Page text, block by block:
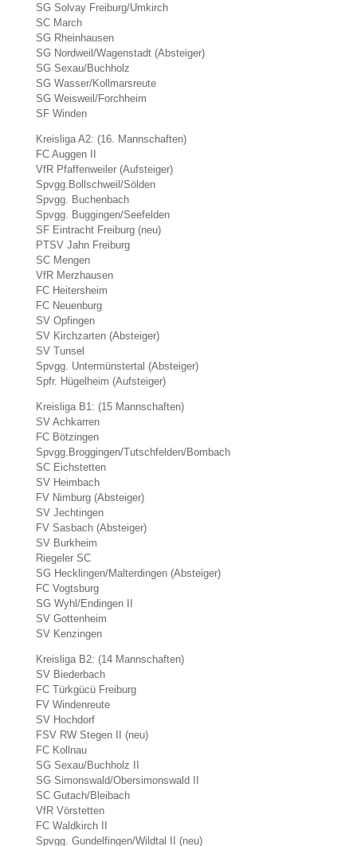
SG Solvay Freiburg/Umkirch
SC March
SG Rheinhausen
SG Nordweil/Wagenstadt (Absteiger)
SG Sexau/Buchholz
SG Wasser/Kollmarsreute
SG Weisweil/Forchheim
SF Winden
Kreisliga A2: (16. Mannschaften)
FC Auggen II
VfR Pfaffenweiler (Aufsteiger)
Spvgg.Bollschweil/Sölden
Spvgg. Buchenbach
Spvgg. Buggingen/Seefelden
SF Eintracht Freiburg (neu)
PTSV Jahn Freiburg
SC Mengen
VfR Merzhausen
FC Heitersheim
FC Neuenburg
SV Opfingen
SV Kirchzarten (Absteiger)
SV Tunsel
Spvgg. Untermünstertal (Absteiger)
Spfr. Hügelheim (Aufsteiger)
Kreisliga B1: (15 Mannschaften)
SV Achkarren
FC Bötzingen
Spvgg.Broggingen/Tutschfelden/Bombach
SC Eichstetten
SV Heimbach
FV Nimburg (Absteiger)
SV Jechtingen
FV Sasbach (Absteiger)
SV Burkheim
Riegeler SC
SG Hecklingen/Malterdingen (Absteiger)
FC Vogtsburg
SG Wyhl/Endingen II
SV Gottenheim
SV Kenzingen
Kreisliga B2: (14 Mannschaften)
SV Biederbach
FC Türkgücü Freiburg
FV Windenreute
SV Hochdorf
FSV RW Stegen II (neu)
FC Kollnau
SG Sexau/Buchholz II
SG Simonswald/Obersimonswald II
SC Gutach/Bleibach
VfR Vörstetten
FC Waldkirch II
Spvgg. Gundelfingen/Wildtal II (neu)